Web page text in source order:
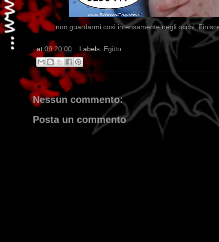
...non guardarmi così intensamente negli occhi,
at09:20:00 Labels: Egitto
Nessun commento:
Posta un commento